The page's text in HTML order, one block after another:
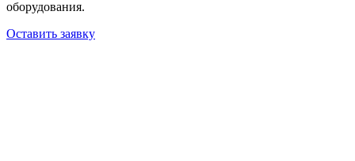
оборудования.
Оставить заявку